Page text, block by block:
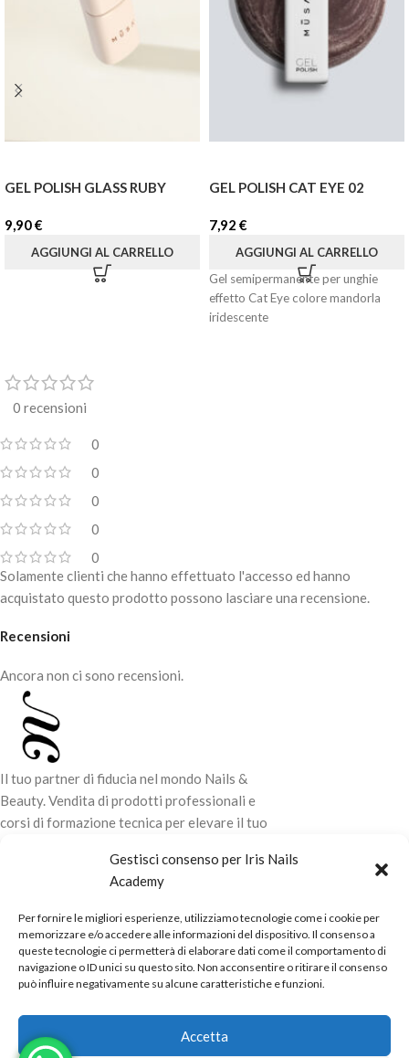
Gestisci consenso per Iris Nails
Academy
Per fornire le migliori esperienze, utilizziamo tecnologie come i cookie per
memorizzare e/o accedere alle informazioni del dispositivo. Il consenso a
queste tecnologie ci permetterà di elaborare dati come il comportamento di
navigazione o ID unici su questo sito. Non acconsentire o ritirare il consenso
può influire negativamente su alcune caratteristiche e funzioni.
Accetta
GEL POLISH GLASS RUBY
9,90€
AGGIUNGI AL CARRELLO
GEL POLISH CAT EYE 02
7,92 €
AGGIUNGI AL CARRELLO
Gel semipermanente per unghie
effetto Cat Eye colore mandorla
iridescente
0 recensioni
0
0
0
0
0
Recensioni
Ancora non ci sono recensioni.
Solamente clienti che hanno effettuato l'accesso ed hanno
acquistato questo prodotto possono lasciare una recensione.
Il tuo partner di fiducia nel mondo Nails &
Beauty. Vendita di prodotti professionali e
corsi di formazione tecnica per elevare il tuo
LINK UTILI
ORARI NEGOZIO
Powered byReal.Pro.Webcopyright© 2026 in collaborazione con
Mac Sistemi